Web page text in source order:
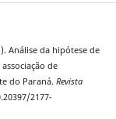
Análise da hipótese de
de
do Paraná. Revista
2177-